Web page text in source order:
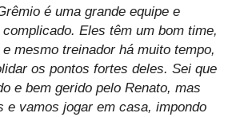
é uma grande equipe e
Eles têm um bom time,
mesmo treinador há muito tempo,
os pontos fortes deles. Sei que
e bem gerido pelo Renato, mas
e vamos jogar em casa, impondo